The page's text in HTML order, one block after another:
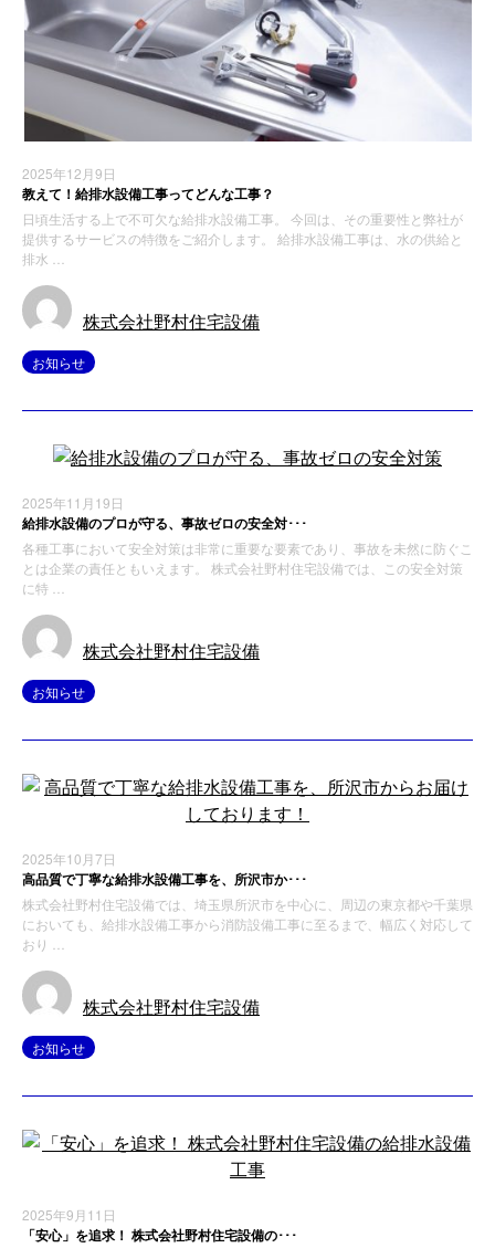
2025年12月9日
教えて！給排水設備工事ってどんな工事？
日頃生活する上で不可欠な給排水設備工事。 今回は、その重要性と弊社が
提供するサービスの特徴をご紹介します。 給排水設備工事は、水の供給と
排水 …
株式会社野村住宅設備
お知らせ
2025年11月19日
給排水設備のプロが守る、事故ゼロの安全対･･･
各種工事において安全対策は非常に重要な要素であり、事故を未然に防ぐこ
とは企業の責任ともいえます。 株式会社野村住宅設備では、この安全対策
に特 …
株式会社野村住宅設備
お知らせ
2025年10月7日
高品質で丁寧な給排水設備工事を、所沢市か･･･
株式会社野村住宅設備では、埼玉県所沢市を中心に、周辺の東京都や千葉県
においても、給排水設備工事から消防設備工事に至るまで、幅広く対応して
おり …
株式会社野村住宅設備
お知らせ
2025年9月11日
「安心」を追求！ 株式会社野村住宅設備の･･･